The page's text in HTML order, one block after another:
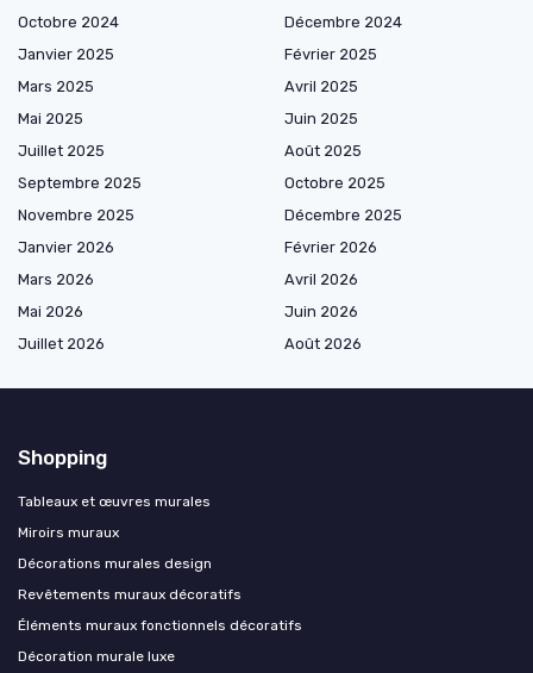
Octobre 2024
Décembre 2024
Janvier 2025
Février 2025
Mars 2025
Avril 2025
Mai 2025
Juin 2025
Juillet 2025
Août 2025
Septembre 2025
Octobre 2025
Novembre 2025
Décembre 2025
Janvier 2026
Février 2026
Mars 2026
Avril 2026
Mai 2026
Juin 2026
Juillet 2026
Août 2026
Shopping
Tableaux et œuvres murales
Miroirs muraux
Décorations murales design
Revêtements muraux décoratifs
Éléments muraux fonctionnels décoratifs
Décoration murale luxe